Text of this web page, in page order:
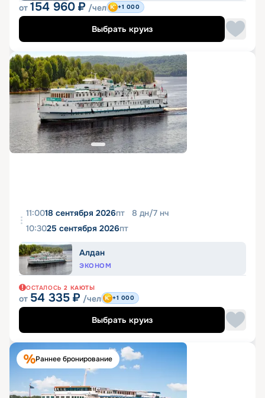
от 154 960 ₽ /чел +1 000
Выбрать круиз
11:0018 сентября 2026пт 8 дн/7 нч
10:3025 сентября 2026пт
Алдан
ЭКОНОМ
ОСТАЛОСЬ 2 КАЮТЫ
от 54 335 ₽ /чел +1 000
Выбрать круиз
Раннее бронирование